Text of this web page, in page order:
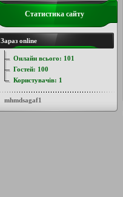
Статистика сайту
Зараз online
Онлайн всього: 101
Гостей: 100
Користувачів: 1
mhmdsagaf1